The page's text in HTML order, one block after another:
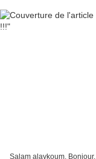
Salam alaykoum,